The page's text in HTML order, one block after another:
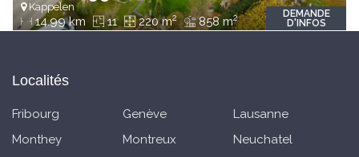
Kappelen
14.99 km 11 220 m2 858 m2
DEMANDE
D'INFOS
Localités
Fribourg Genève
Lausanne
Monthey
Montreux
Neuchatel